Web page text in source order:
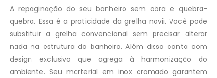
A repaginação do seu banheiro sem obra e quebra-
quebra. Essa é a praticidade da grelha novii. Você pode
substituir a grelha convencional sem precisar alterar
nada na estrutura do banheiro. Além disso conta com
design exclusivo que agrega à harmonização do
ambiente. Seu marterial em inox cromado garantem